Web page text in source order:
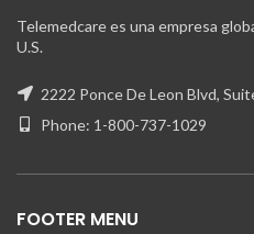
Telemedcare es una empresa
U.S.
2222 Ponce De Leon Blvd,
Phone: 1-800-737-1029
FOOTER MENU